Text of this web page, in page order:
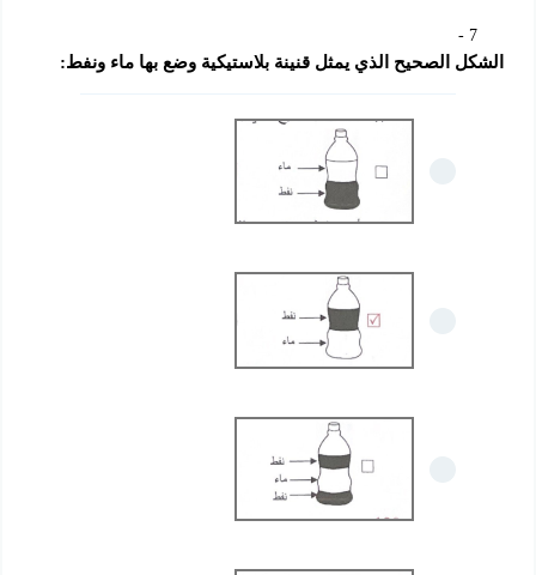
7
الشكل الصحيح الذي يمثل قنينة بلاستيكية وضع بها ماء ونفط: